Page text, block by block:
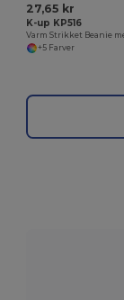
27,65 kr
K-up KP516
+5 Farver